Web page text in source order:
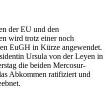
der EU und den
wird trotz einer noch
EuGH in Kürze angewendet.
Ursula von der Leyen in
die beiden Mercosur-
Abkommen ratifiziert und